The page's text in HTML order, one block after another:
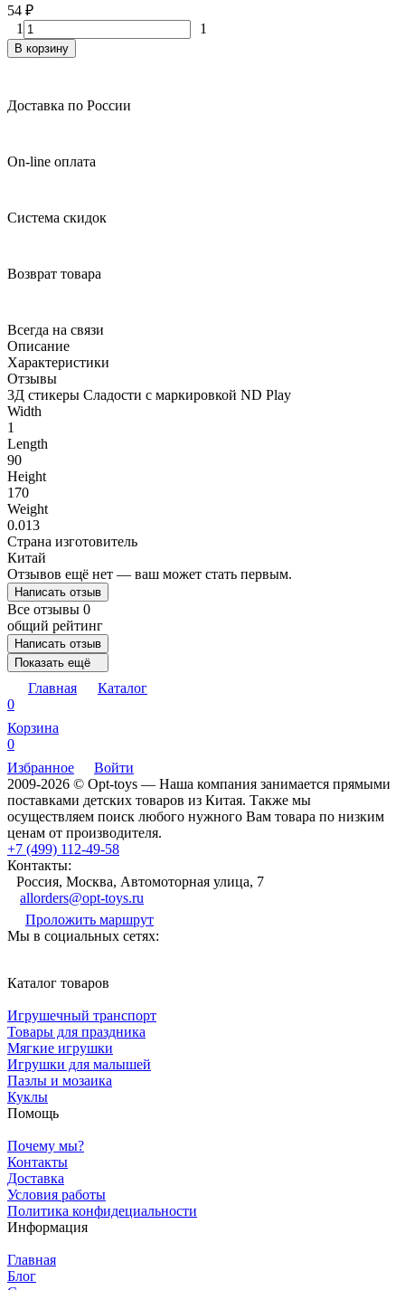
54 ₽
1
1
В корзину
Доставка по России
On-line оплата
Система скидок
Возврат товара
Всегда на связи
Описание
Характеристики
Отзывы
3Д стикеры Сладости с маркировкой ND Play
Width
1
Length
90
Height
170
Weight
0.013
Страна изготовитель
Китай
Отзывов ещё нет — ваш может стать первым.
Написать отзыв
Все отзывы 0
общий рейтинг
Написать отзыв
Показать ещё
Главная
Каталог
0
Корзина
0
Избранное
Войти
2009-2026 © Opt-toys — Наша компания занимается прямыми
поставками детских товаров из Китая. Также мы
осуществляем поиск любого нужного Вам товара по низким
ценам от производителя.
+7 (499) 112-49-58
Контакты:
Россия, Москва, Автомоторная улица, 7
allorders@opt-toys.ru
Проложить маршрут
Мы в социальных сетях:
Каталог товаров
Игрушечный транспорт
Товары для праздника
Мягкие игрушки
Игрушки для малышей
Пазлы и мозаика
Куклы
Помощь
Почему мы?
Контакты
Доставка
Условия работы
Политика конфидециальности
Информация
Главная
Блог